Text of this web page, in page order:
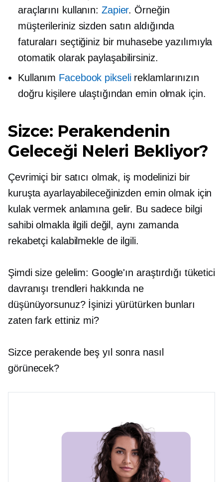
araçlarını kullanın: Zapier. Örneğin
müşterileriniz sizden satın aldığında
faturaları seçtiğiniz bir muhasebe yazılımıyla
otomatik olarak paylaşabilirsiniz.
Kullanım Facebook pikselireklamlarınızın
doğru kişilere ulaştığından emin olmak için.
Sizce: Perakendenin
Geleceği Neleri Bekliyor?
Çevrimiçi bir satıcı olmak, iş modelinizi bir
kuruşta ayarlayabileceğinizden emin olmak için
kulak vermek anlamına gelir. Bu sadece bilgi
sahibi olmakla ilgili değil, aynı zamanda
rekabetçi kalabilmekle de ilgili.
Şimdi size gelelim: Google'ın araştırdığı tüketici
davranışı trendleri hakkında ne
düşünüyorsunuz? İşinizi yürütürken bunları
zaten fark ettiniz mi?
Sizce perakende beş yıl sonra nasıl
görünecek?